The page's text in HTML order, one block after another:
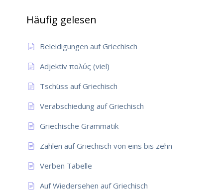
Häufig gelesen
Beleidigungen auf Griechisch
Adjektiv πολύς (viel)
Tschüss auf Griechisch
Verabschiedung auf Griechisch
Griechische Grammatik
Zählen auf Griechisch von eins bis zehn
Verben Tabelle
Auf Wiedersehen auf Griechisch